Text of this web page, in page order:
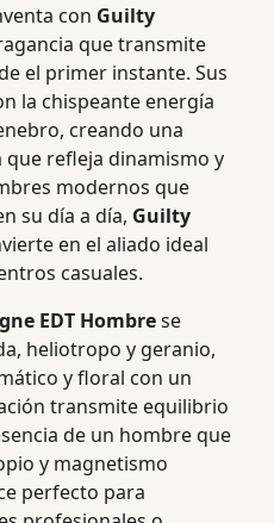
con Guilty
que transmite
el primer instante. Sus
la chispeante energía
creando una
refleja dinamismo y
modernos que
su día a día, Guilty
en el aliado ideal
casuales.
EDT Hombrese
heliotropo y geranio,
y floral con un
transmite equilibrio
de un hombre que
y magnetismo
perfecto para